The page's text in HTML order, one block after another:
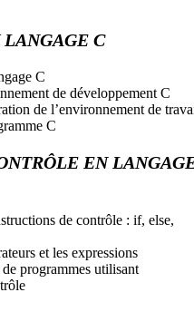
C
C
de développement C
de l’environnement de
C
EN
de contrôle : if, else,
et les expressions
programmes utilisant